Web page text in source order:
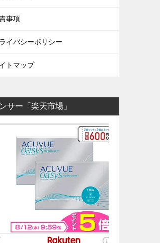
事項
イバシーポリシー
トマップ
サー「楽天市場」